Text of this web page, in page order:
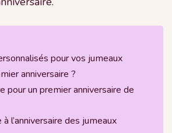
pour vos jumeaux
anniversaire ?
pour un premier anniversaire de
l’anniversaire des jumeaux